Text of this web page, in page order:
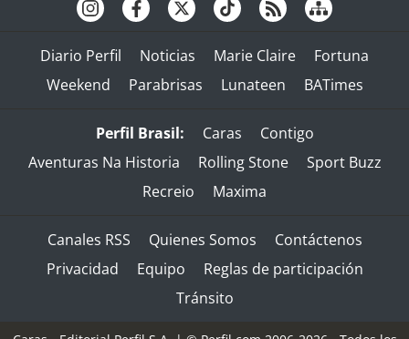
Diario Perfil Noticias Marie Claire
Fortuna
Weekend
Parabrisas Lunateen BATimes
Perfil Brasil: Caras
Contigo
Aventuras Na Historia
Rolling Stone
Sport Buzz
Recreio
Maxima
Canales RSS Quienes Somos
Contáctenos
Privacidad
Equipo
Reglas de participación
Tránsito